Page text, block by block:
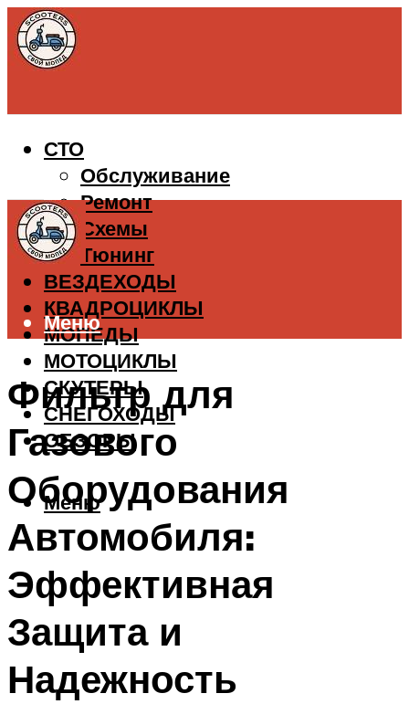
СТО
Обслуживание
Ремонт
Схемы
Тюнинг
ВЕЗДЕХОДЫ
КВАДРОЦИКЛЫ
МОПЕДЫ
МОТОЦИКЛЫ
СКУТЕРЫ
СНЕГОХОДЫ
ОБЗОРЫ
Меню
Меню
Фильтр для
Газового
Оборудования
Автомобиля:
Эффективная
Защита и
Надежность